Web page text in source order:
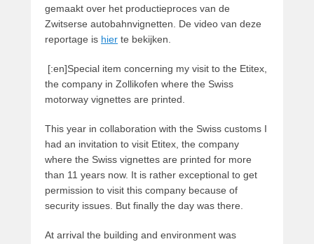
gemaakt over het productieproces van de
Zwitserse autobahnvignetten. De video van deze
reportage is hier te bekijken.
[:en]Special item concerning my visit to the Etitex,
the company in Zollikofen where the Swiss
motorway vignettes are printed.
This year in collaboration with the Swiss customs I
had an invitation to visit Etitex, the company
where the Swiss vignettes are printed for more
than 11 years now. It is rather exceptional to get
permission to visit this company because of
security issues. But finally the day was there.
At arrival the building and environment was